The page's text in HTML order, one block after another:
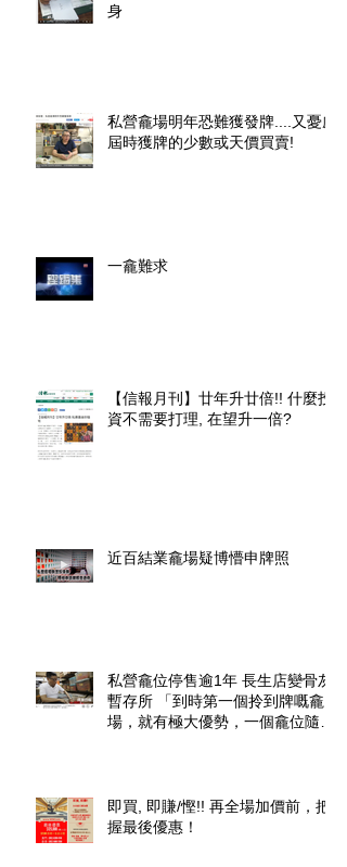
身
私營龕場明年恐難獲發牌....又憂慮
屆時獲牌的少數或天價買賣!
一龕難求
【信報月刊】廿年升廿倍!! 什麼投
資不需要打理, 在望升一倍?
近百結業龕場疑博懵申牌照
私營龕位停售逾1年 長生店變骨灰
暫存所 「到時第一個拎到牌嘅龕
場，就有極大優勢，一個龕位隨時
即買, 即賺/慳!! 再全場加價前，把
握最後優惠！